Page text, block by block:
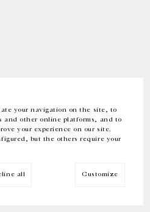
your navigation on the site, to
and other online platforms, and to
your experience on our site.
but the others require your
all Customize